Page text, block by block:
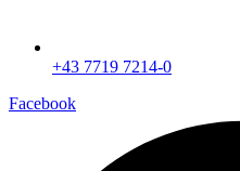
+43 7719 7214-0
Facebook